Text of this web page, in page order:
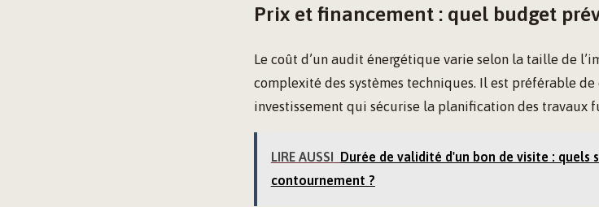
Prix et financement : quel budget
Le coût d’un audit énergétique varie selon la taille de
complexité des systèmes techniques. Il est préférable
investissement qui sécurise la planification des travaux
LIRE AUSSI
Durée de validité d'un bon de visite : quels
contournement ?